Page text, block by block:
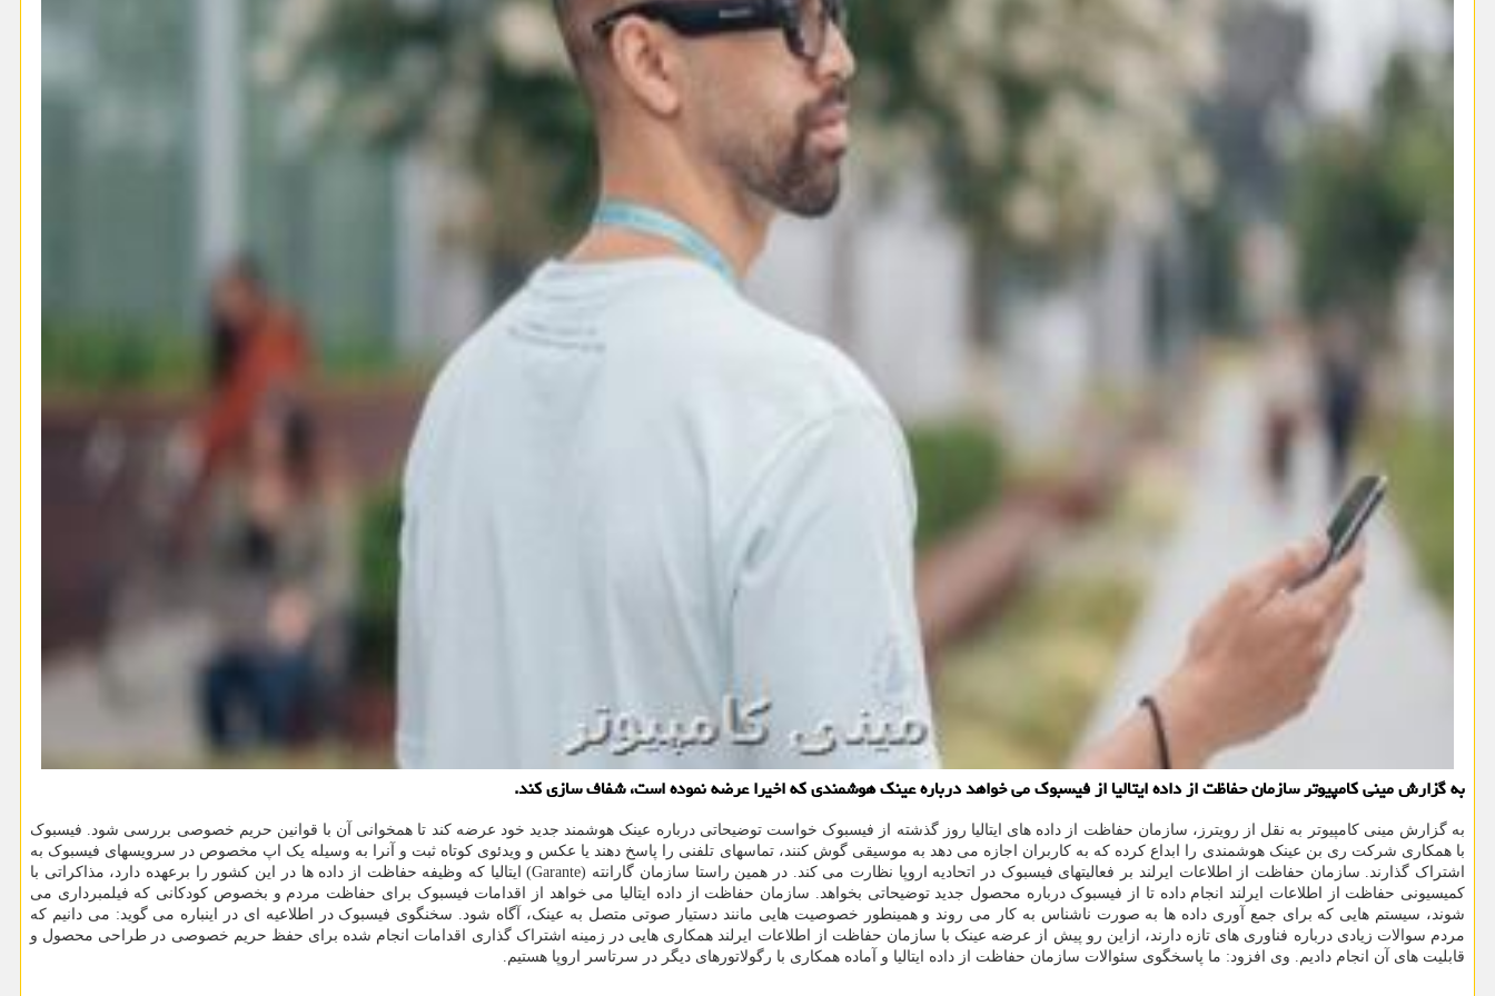
به گزارش مینی کامپیوتر سازمان حفاظت از داده ایتالیا از فیسبوک می خواهد درباره عینک هوشمندی که اخیرا عرضه نموده است، شفاف سازی کند.
به گزارش مینی کامپیوتر به نقل از رویترز، سازمان حفاظت از داده های ایتالیا روز گذشته از فیسبوک خواست توضیحاتی درباره عینک هوشمند جدید خود عرضه کند تا همخوانی آن با قوانین حریم خصوصی بررسی شود. فیسبوک
با همکاری شرکت ری بن عینک هوشمندی را ابداع کرده که به کاربران اجازه می دهد به موسیقی گوش کنند، تماسهای تلفنی را پاسخ دهند یا عکس و ویدئوی کوتاه ثبت و آنرا به وسیله یک اپ مخصوص در سرویسهای فیسبوک به
اشتراک گذارند. سازمان حفاظت از اطلاعات ایرلند بر فعالیتهای فیسبوک در اتحادیه اروپا نظارت می کند. در همین راستا سازمان گارانته (Garante) ایتالیا که وظیفه حفاظت از داده ها در این کشور را برعهده دارد، مذاکراتی با
کمیسیونی حفاظت از اطلاعات ایرلند انجام داده تا از فیسبوک درباره محصول جدید توضیحاتی بخواهد. سازمان حفاظت از داده ایتالیا می خواهد از اقدامات فیسبوک برای حفاظت مردم و بخصوص کودکانی که فیلمبرداری می
شوند، سیستم هایی که برای جمع آوری داده ها به صورت ناشناس به کار می روند و همینطور خصوصیت هایی مانند دستیار صوتی متصل به عینک، آگاه شود. سخنگوی فیسبوک در اطلاعیه ای در اینباره می گوید: می دانیم که
مردم سوالات زیادی درباره فناوری های تازه دارند، ازاین رو پیش از عرضه عینک با سازمان حفاظت از اطلاعات ایرلند همکاری هایی در زمینه اشتراک گذاری اقدامات انجام شده برای حفظ حریم خصوصی در طراحی محصول و
قابلیت های آن انجام دادیم. وی افزود: ما پاسخگوی سئوالات سازمان حفاظت از داده ایتالیا و آماده همکاری با رگولاتورهای دیگر در سرتاسر اروپا هستیم.